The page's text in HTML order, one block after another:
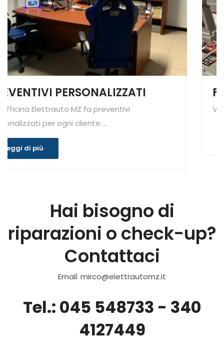
Fai il check up alla
Vieni a fare il check-up della tua
Hai bisogno di
riparazioni o check-up?
Contattaci
Email: mirco@elettrautomz.it
Tel.: 045 548733 - 340
4127449